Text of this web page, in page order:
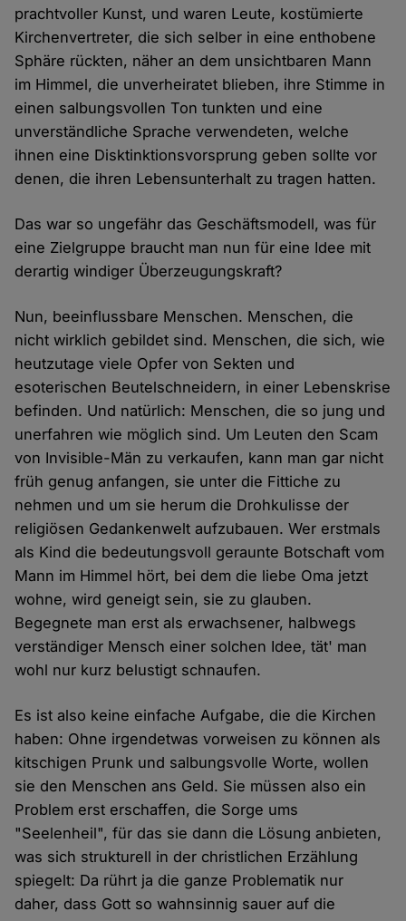
prachtvoller Kunst, und waren Leute, kostümierte
Kirchenvertreter, die sich selber in eine enthobene
Sphäre rückten, näher an dem unsichtbaren Mann
im Himmel, die unverheiratet blieben, ihre Stimme in
einen salbungsvollen Ton tunkten und eine
unverständliche Sprache verwendeten, welche
ihnen eine Disktinktionsvorsprung geben sollte vor
denen, die ihren Lebensunterhalt zu tragen hatten.
Das war so ungefähr das Geschäftsmodell, was für
eine Zielgruppe braucht man nun für eine Idee mit
derartig windiger Überzeugungskraft?
Nun, beeinflussbare Menschen. Menschen, die
nicht wirklich gebildet sind. Menschen, die sich, wie
heutzutage viele Opfer von Sekten und
esoterischen Beutelschneidern, in einer Lebenskrise
befinden. Und natürlich: Menschen, die so jung und
unerfahren wie möglich sind. Um Leuten den Scam
von Invisible-Män zu verkaufen, kann man gar nicht
früh genug anfangen, sie unter die Fittiche zu
nehmen und um sie herum die Drohkulisse der
religiösen Gedankenwelt aufzubauen. Wer erstmals
als Kind die bedeutungsvoll geraunte Botschaft vom
Mann im Himmel hört, bei dem die liebe Oma jetzt
wohne, wird geneigt sein, sie zu glauben.
Begegnete man erst als erwachsener, halbwegs
verständiger Mensch einer solchen Idee, tät' man
wohl nur kurz belustigt schnaufen.
Es ist also keine einfache Aufgabe, die die Kirchen
haben: Ohne irgendetwas vorweisen zu können als
kitschigen Prunk und salbungsvolle Worte, wollen
sie den Menschen ans Geld. Sie müssen also ein
Problem erst erschaffen, die Sorge ums
"Seelenheil", für das sie dann die Lösung anbieten,
was sich strukturell in der christlichen Erzählung
spiegelt: Da rührt ja die ganze Problematik nur
daher, dass Gott so wahnsinnig sauer auf die